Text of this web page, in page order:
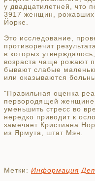
у двадцатилетней, что
3917 женщин,
Йорке.
Это исследование,
противоречит
в которых
возраста чаще рожают
бывают слабые
или оказываются
"Правильная оценка
первородящей женщине
уменьшить стресс во
нередко приводит к
замечает Кристиана
из Ярмута, штат Мэн.
Метки: Информация